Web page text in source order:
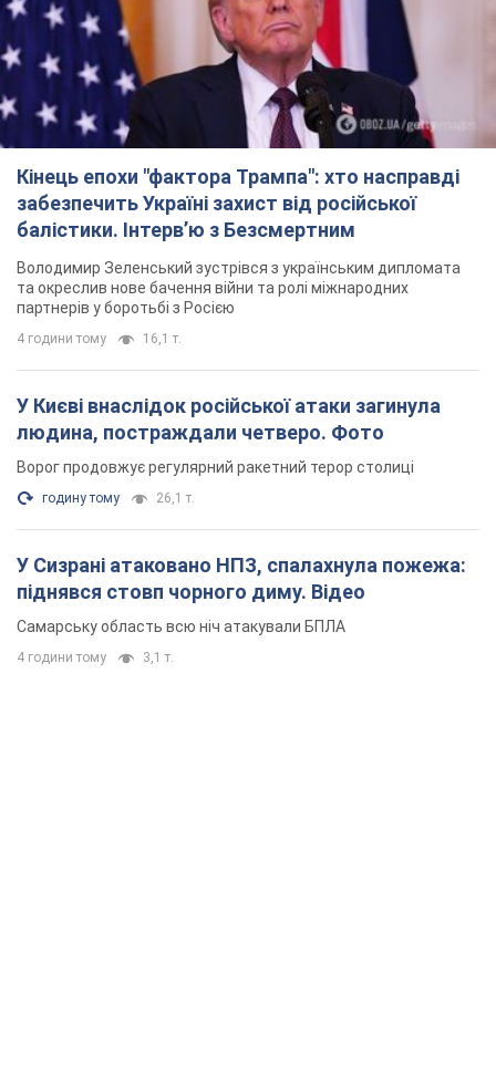
Кінець епохи "фактора Трампа": хто насправді
забезпечить Україні захист від російської
балістики. Інтерв’ю з Безсмертним
Володимир Зеленський зустрівся з українським дипломата
та окреслив нове бачення війни та ролі міжнародних
партнерів у боротьбі з Росією
4 години тому 16,1 т.
У Києві внаслідок російської атаки загинула
людина, постраждали четверо. Фото
Ворог продовжує регулярний ракетний терор столиці
годину тому 26,1 т.
У Сизрані атаковано НПЗ, спалахнула пожежа:
піднявся стовп чорного диму. Відео
Самарську область всю ніч атакували БПЛА
4 години тому 3,1 т.